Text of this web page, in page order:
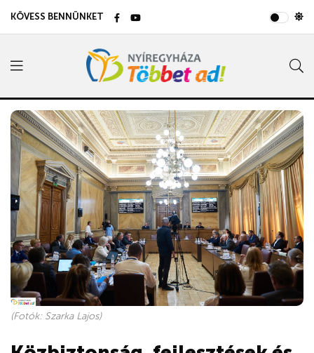
KÖVESS BENNÜNKET
(Fotók: Szarka Lajos)